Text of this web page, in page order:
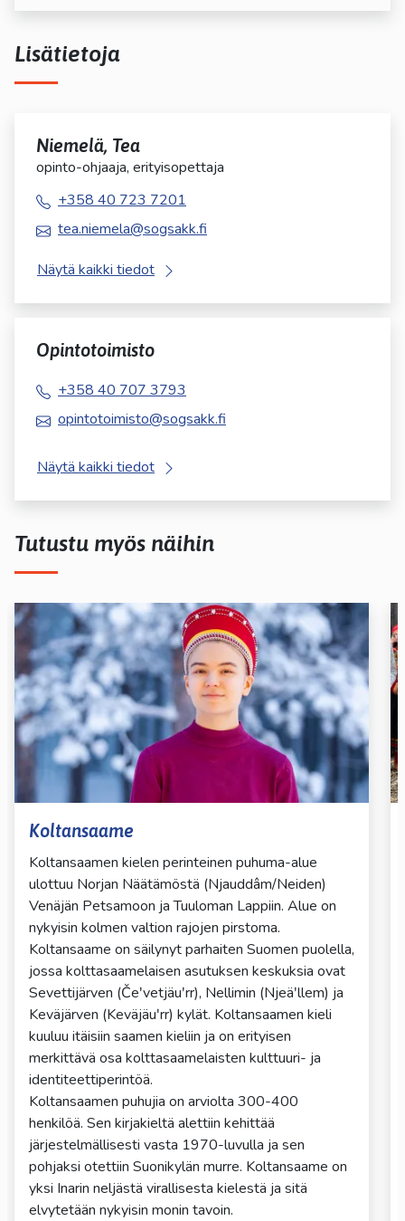
Lisätietoja
Niemelä, Tea
opinto-ohjaaja, erityisopettaja
+358 40 723 7201
tea.niemela@sogsakk.fi
Näytä kaikki tiedot
Opintotoimisto
+358 40 707 3793
opintotoimisto@sogsakk.fi
Näytä kaikki tiedot
Tutustu myös näihin
Koltansaame
Koltansaamen kielen perinteinen puhuma-alue
ulottuu Norjan Näätämöstä (Njauddâm/Neiden)
Venäjän Petsamoon ja Tuuloman Lappiin. Alue on
nykyisin kolmen valtion rajojen pirstoma.
Koltansaame on säilynyt parhaiten Suomen puolella,
jossa kolttasaamelaisen asutuksen keskuksia ovat
Sevettijärven (Čeʹvetjäuʹrr), Nellimin (Njeäʹllem) ja
Keväjärven (Keväjäuʹrr) kylät. Koltansaamen kieli
kuuluu itäisiin saamen kieliin ja on erityisen
merkittävä osa kolttasaamelaisten kulttuuri- ja
identiteettiperintöä.
Koltansaamen puhujia on arviolta 300-400
henkilöä. Sen kirjakieltä alettiin kehittää
järjestelmällisesti vasta 1970-luvulla ja sen
pohjaksi otettiin Suonikylän murre. Koltansaame on
yksi Inarin neljästä virallisesta kielestä ja sitä
elvytetään nykyisin monin tavoin.